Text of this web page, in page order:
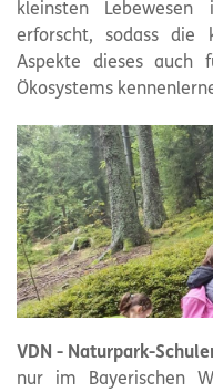
kleinsten Lebewesen
erforscht, sodass die
Aspekte dieses auch
Ökosystems
VDN - Naturpark-
nur im Bayerischen